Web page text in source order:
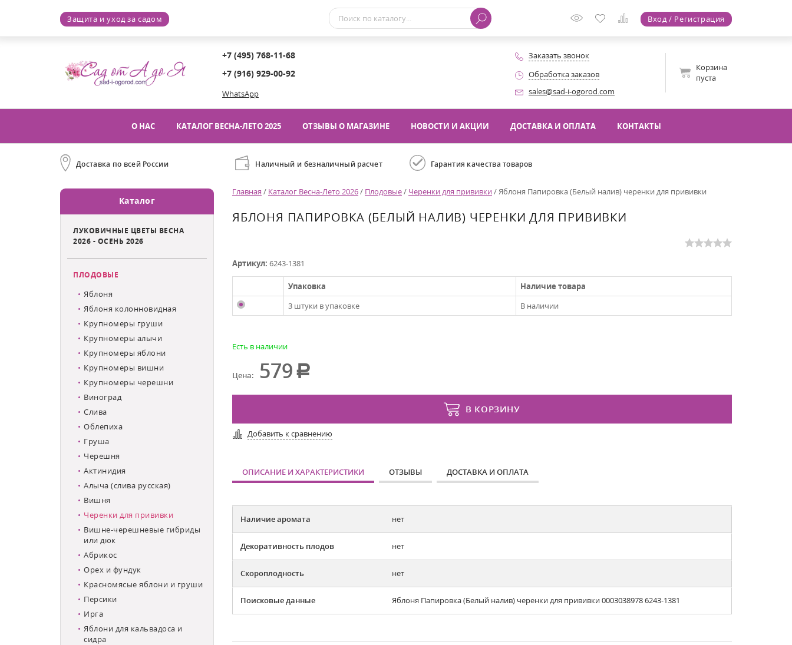
Защита и уход за садом Вход / Регистрация
+7 (495) 768-11-68
+7 (916) 929-00-92
WhatsApp
Заказать звонок
Обработка заказов
sales@sad-i-ogorod.com
Корзина
пуста
О НАС КАТАЛОГ ВЕСНА-ЛЕТО 2025 ОТЗЫВЫ О МАГАЗИНЕ НОВОСТИ И АКЦИИ ДОСТАВКА И ОПЛАТА КОНТАКТЫ
Доставка по всей России Наличный и безналичный расчет Гарантия качества товаров
Каталог
ЛУКОВИЧНЫЕ ЦВЕТЫ ВЕСНА
2026 - ОСЕНЬ 2026
ПЛОДОВЫЕ
Яблоня
Яблоня колонновидная
Крупномеры груши
Крупномеры алычи
Крупномеры яблони
Крупномеры вишни
Крупномеры черешни
Виноград
Слива
Облепиха
Груша
Черешня
Актинидия
Алыча (слива русская)
Вишня
Черенки для прививки
Вишне-черешневые гибриды
или дюк
Абрикос
Орех и фундук
Красномясые яблони и груши
Персики
Ирга
Яблони для кальвадоса и
сидра
Главная / Каталог Весна-Лето 2026/ Плодовые/ Черенки для прививки/Яблоня Папировка (Белый налив) черенки для прививки
ЯБЛОНЯ ПАПИРОВКА (БЕЛЫЙ НАЛИВ) ЧЕРЕНКИ ДЛЯ ПРИВИВКИ
Артикул: 6243-1381
Упаковка
Наличие товара
3 штуки в упаковке
В наличии
Есть в наличии
Цена: 579
В КОРЗИНУ
Добавить к сравнению
ОПИСАНИЕ И ХАРАКТЕРИСТИКИ ОТЗЫВЫ ДОСТАВКА И ОПЛАТА
Наличие аромата нет
Декоративность плодов нет
Скороплодность нет
Поисковые данные Яблоня Папировка (Белый налив) черенки для прививки 0003038978 6243-1381